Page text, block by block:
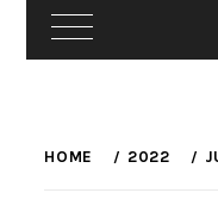
toHOME 2022